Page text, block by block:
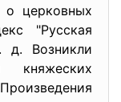
церковных
"Русская
д. Возникли
княжеских